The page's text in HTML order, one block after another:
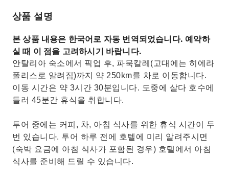
상품 설명
본 상품 내용은 한국어로 자동 번역되었습니다. 예약하
실 때 이 점을 고려하시기 바랍니다.
안탈리아 숙소에서 픽업 후, 파묵칼레(고대에는 히에라
폴리스로 알려짐)까지 약 250km를 차로 이동합니다.
이동 시간은 약 3시간 30분입니다. 도중에 살다 호수에
들러 45분간 휴식을 취합니다.
투어 중에는 커피, 차, 아침 식사를 위한 휴식 시간이 두
번 있습니다. 투어 하루 전에 호텔에 미리 알려주시면
(숙박 요금에 아침 식사가 포함된 경우) 호텔에서 아침
식사를 준비해 드릴 수 있습니다.